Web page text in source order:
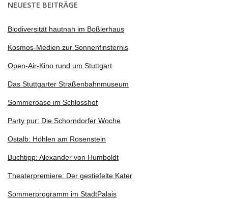
NEUESTE BEITRÄGE
Biodiversität hautnah im Boßlerhaus
Kosmos-Medien zur Sonnenfinsternis
Open-Air-Kino rund um Stuttgart
Das Stuttgarter Straßenbahnmuseum
Sommeroase im Schlosshof
Party pur: Die Schorndorfer Woche
Ostalb: Höhlen am Rosenstein
Buchtipp: Alexander von Humboldt
Theaterpremiere: Der gestiefelte Kater
Sommerprogramm im StadtPalais